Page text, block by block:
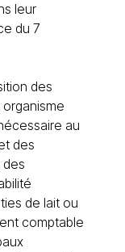
leur
du 7
des
au
des
des
de lait ou
comptable